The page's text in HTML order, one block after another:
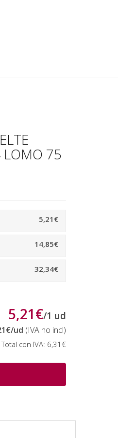
LOMO 75
5,21€
14,85€
32,34€
5,21€/1 ud
/ud (IVA no incl)
Total con IVA: 6,31€